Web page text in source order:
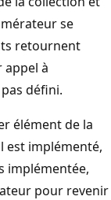
se
retournent
appel à
pas défini.
élément de la
est implémenté,
implémentée,
pour revenir